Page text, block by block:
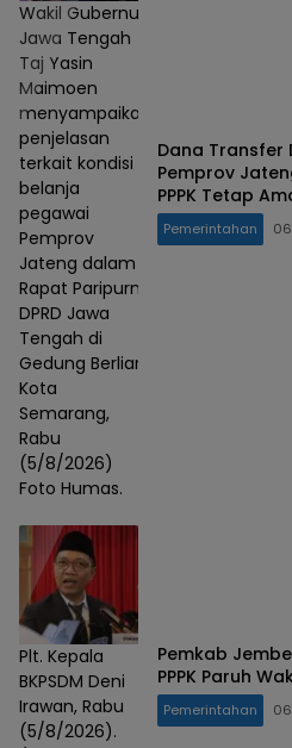
Wakil Gubernur
Jawa Tengah
Taj Yasin
Maimoen
menyampaikan
penjelasan
terkait kondisi
belanja
pegawai
Pemprov
Jateng dalam
Rapat Paripurna
DPRD Jawa
Tengah di
Gedung Berlian,
Kota
Semarang,
Rabu
(5/8/2026)
Foto Humas.
Dana Transfer
Pemprov
PPPK Tetap
Pemerintahan
Plt. Kepala
BKPSDM Deni
Irawan, Rabu
(5/8/2026).
Pemkab
PPPK Paruh
Pemerintahan